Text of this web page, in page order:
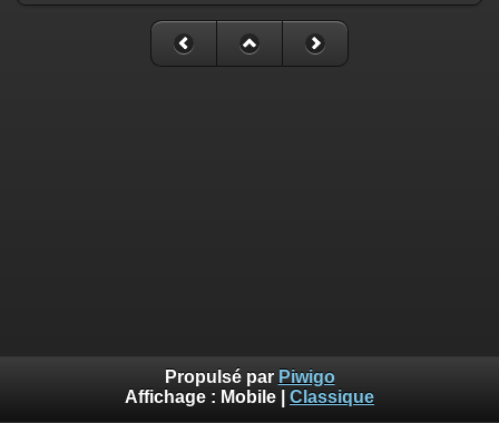
Propulsé par Piwigo
Affichage : Mobile Classique